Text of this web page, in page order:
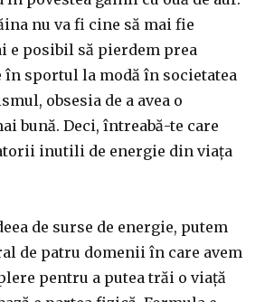
nu va fi cine să mai fie
e posibil să pierdem prea
în sportul la modă în societatea
obsesia de a avea o
bună. Deci, întreabă-te care
inutili de energie din viața
de surse de energie, putem
de patru domenii în care avem
pentru a putea trăi o viață